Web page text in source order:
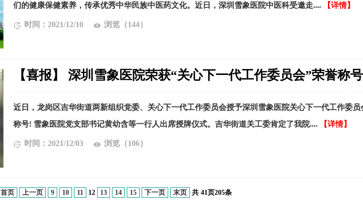
们的健康保健素养，传承优秀中华民族中医药文化。近日，深圳雪象医院中医科受邀走....
【详情】
时间：2021/12/10 浏览（144）
【喜报】 深圳雪象医院荣获“关心下一代工作委员会”荣誉称号
近日，龙岗区吉华街道两新组织党委、关心下一代工作委员会授予深圳雪象医院关心下一代工作委员
称号! 雪象医院党支部书记黄幼含等一行人出席授牌仪式。吉华街道关工委肯定了我院....
【详情】
时间：2021/12/03 浏览（106）
首页 上一页 9 10 11 12 13 14 15 下一页 末页 共 41页205条